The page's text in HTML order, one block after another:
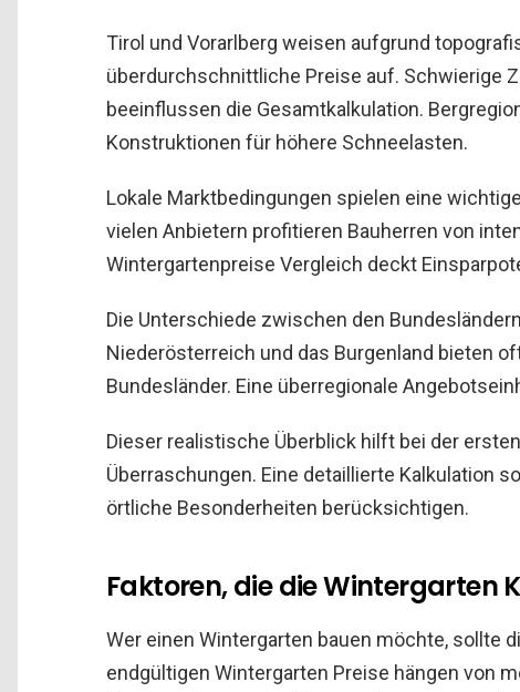
Tirol und Vorarlberg weisen aufgrund
überdurchschnittliche Preise auf. Schwierige
beeinflussen die Gesamtkalkulation.
Konstruktionen für höhere Schneelasten.
Lokale Marktbedingungen spielen eine
vielen Anbietern profitieren Bauherren von
Wintergartenpreise Vergleich deckt
Die Unterschiede zwischen den
Niederösterreich und das Burgenland bieten
Bundesländer. Eine überregionale
Dieser realistische Überblick hilft bei der
Überraschungen. Eine detaillierte Kalkulation
örtliche Besonderheiten berücksichtigen.
Faktoren, die die Wintergarten
Wer einen Wintergarten bauen möchte, sollte
endgültigen Wintergarten Preise hängen von